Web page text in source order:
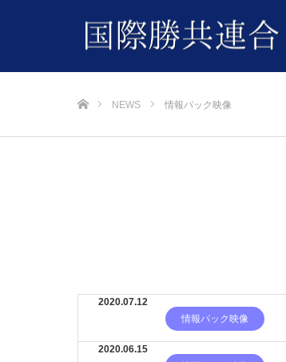
NEWS 情報パック映像
2020.07.12
情報パック映像
2020.06.15